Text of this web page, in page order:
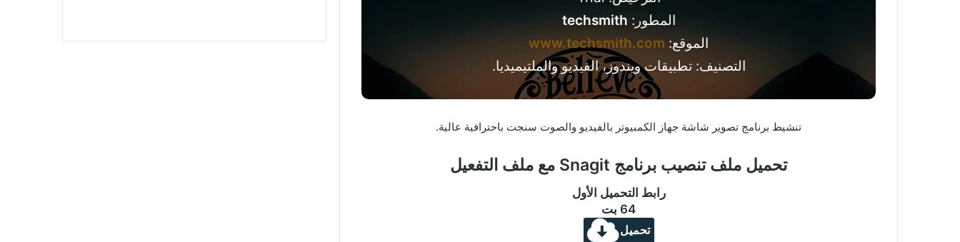
المطور: techsmith
الموقع: www.techsmith.com
التصنيف: تطبيقات ويندوز، الفيديو والملتيميديا.
تنشيط برنامج تصوير شاشة جهاز الكمبيوتر بالفيديو والصوت سنجت باحترافية عالية.
تحميل ملف تنصيب برنامج Snagit مع ملف التفعيل
رابط التحميل الأول
64 بت
تحميل